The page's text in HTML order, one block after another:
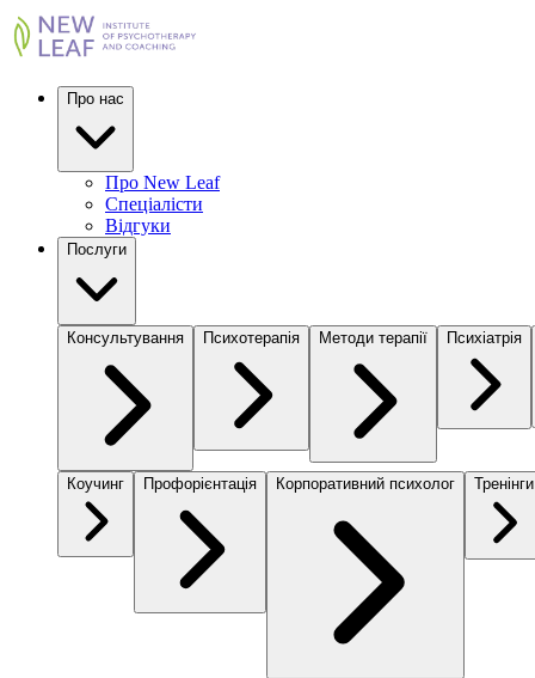
Про нас
Про New Leaf
Спеціалісти
Відгуки
Послуги
Консультування Психотерапія Методи терапії Психіатрія
Коучинг Профорієнтація Корпоративний психолог Тренінги